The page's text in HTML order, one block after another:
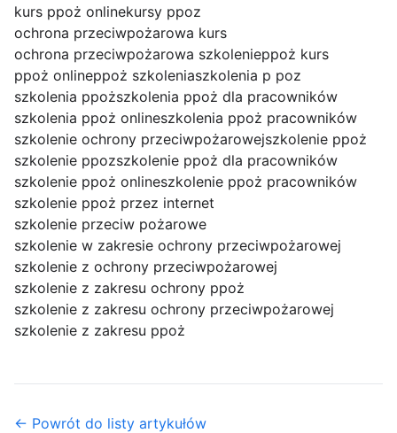
kurs ppoż onlinekursy ppoz
ochrona przeciwpożarowa kurs
ochrona przeciwpożarowa szkolenieppoż kurs
ppoż onlineppoż szkoleniaszkolenia p poz
szkolenia ppoższkolenia ppoż dla pracowników
szkolenia ppoż onlineszkolenia ppoż pracowników
szkolenie ochrony przeciwpożarowejszkolenie ppoż
szkolenie ppozszkolenie ppoż dla pracowników
szkolenie ppoż onlineszkolenie ppoż pracowników
szkolenie ppoż przez internet
szkolenie przeciw pożarowe
szkolenie w zakresie ochrony przeciwpożarowej
szkolenie z ochrony przeciwpożarowej
szkolenie z zakresu ochrony ppoż
szkolenie z zakresu ochrony przeciwpożarowej
szkolenie z zakresu ppoż
← Powrót do listy artykułów